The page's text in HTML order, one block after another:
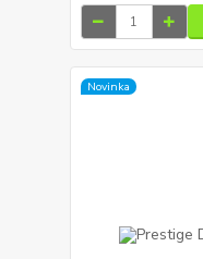
Novinka